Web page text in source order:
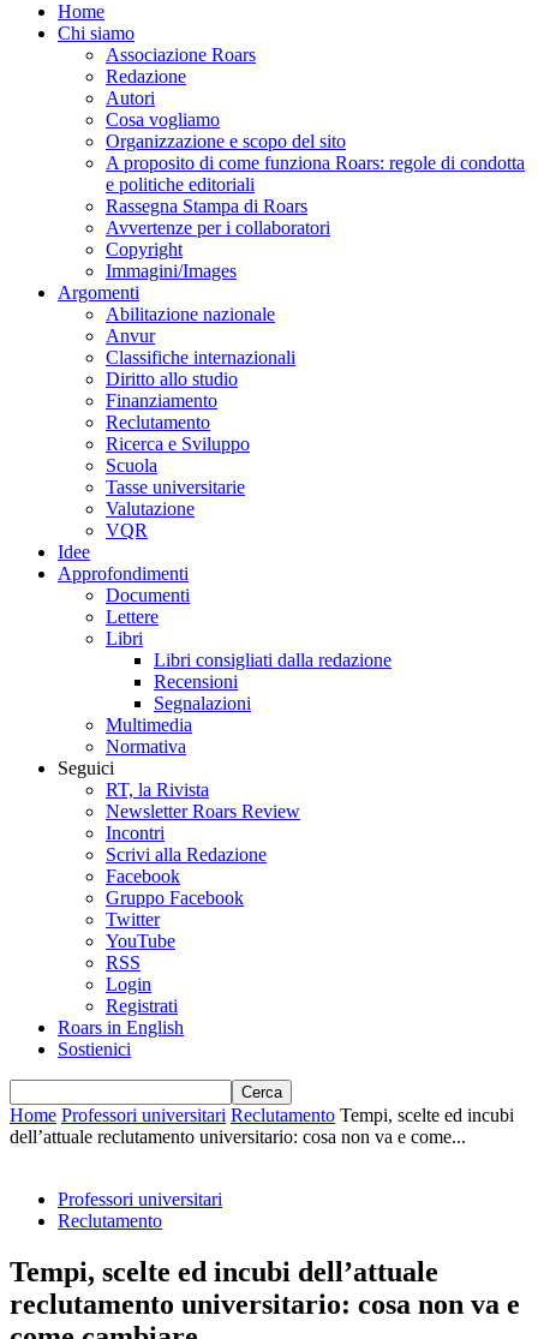
Home
Chi siamo
Associazione Roars
Redazione
Autori
Cosa vogliamo
Organizzazione e scopo del sito
A proposito di come funziona Roars: regole di condotta
e politiche editoriali
Rassegna Stampa di Roars
Avvertenze per i collaboratori
Copyright
Immagini/Images
Argomenti
Abilitazione nazionale
Anvur
Classifiche internazionali
Diritto allo studio
Finanziamento
Reclutamento
Ricerca e Sviluppo
Scuola
Tasse universitarie
Valutazione
VQR
Idee
Approfondimenti
Documenti
Lettere
Libri
Libri consigliati dalla redazione
Recensioni
Segnalazioni
Multimedia
Normativa
Seguici
RT, la Rivista
Newsletter Roars Review
Incontri
Scrivi alla Redazione
Facebook
Gruppo Facebook
Twitter
YouTube
RSS
Login
Registrati
Roars in English
Sostienici
Home Professori universitari Reclutamento Tempi, scelte ed incubi
dell’attuale reclutamento universitario: cosa non va e come...
Professori universitari
Reclutamento
Tempi, scelte ed incubi dell’attuale
reclutamento universitario: cosa non va e